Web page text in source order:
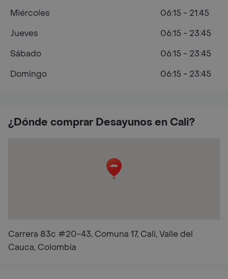
¿Dónde comprar Desayunos en Cali?
Carrera 83c #20-43, Comuna 17, Cali, Valle del
Cauca, Colombia
Miércoles
06:15 - 21:45
Jueves
06:15 - 23:45
Sábado
06:15 - 23:45
Domingo
06:15 - 23:45